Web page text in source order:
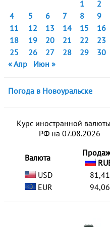
1 2
4
5 6 7 8 9
11
12 13 14 15 16
18
19 20 21 22 23
25
26 27 28 29 30
« Апр
Июн »
Погода в Новоуральске
Курс иностранной
РФ на 07.08.2026
Валюта
USD
81,41
EUR
94,06